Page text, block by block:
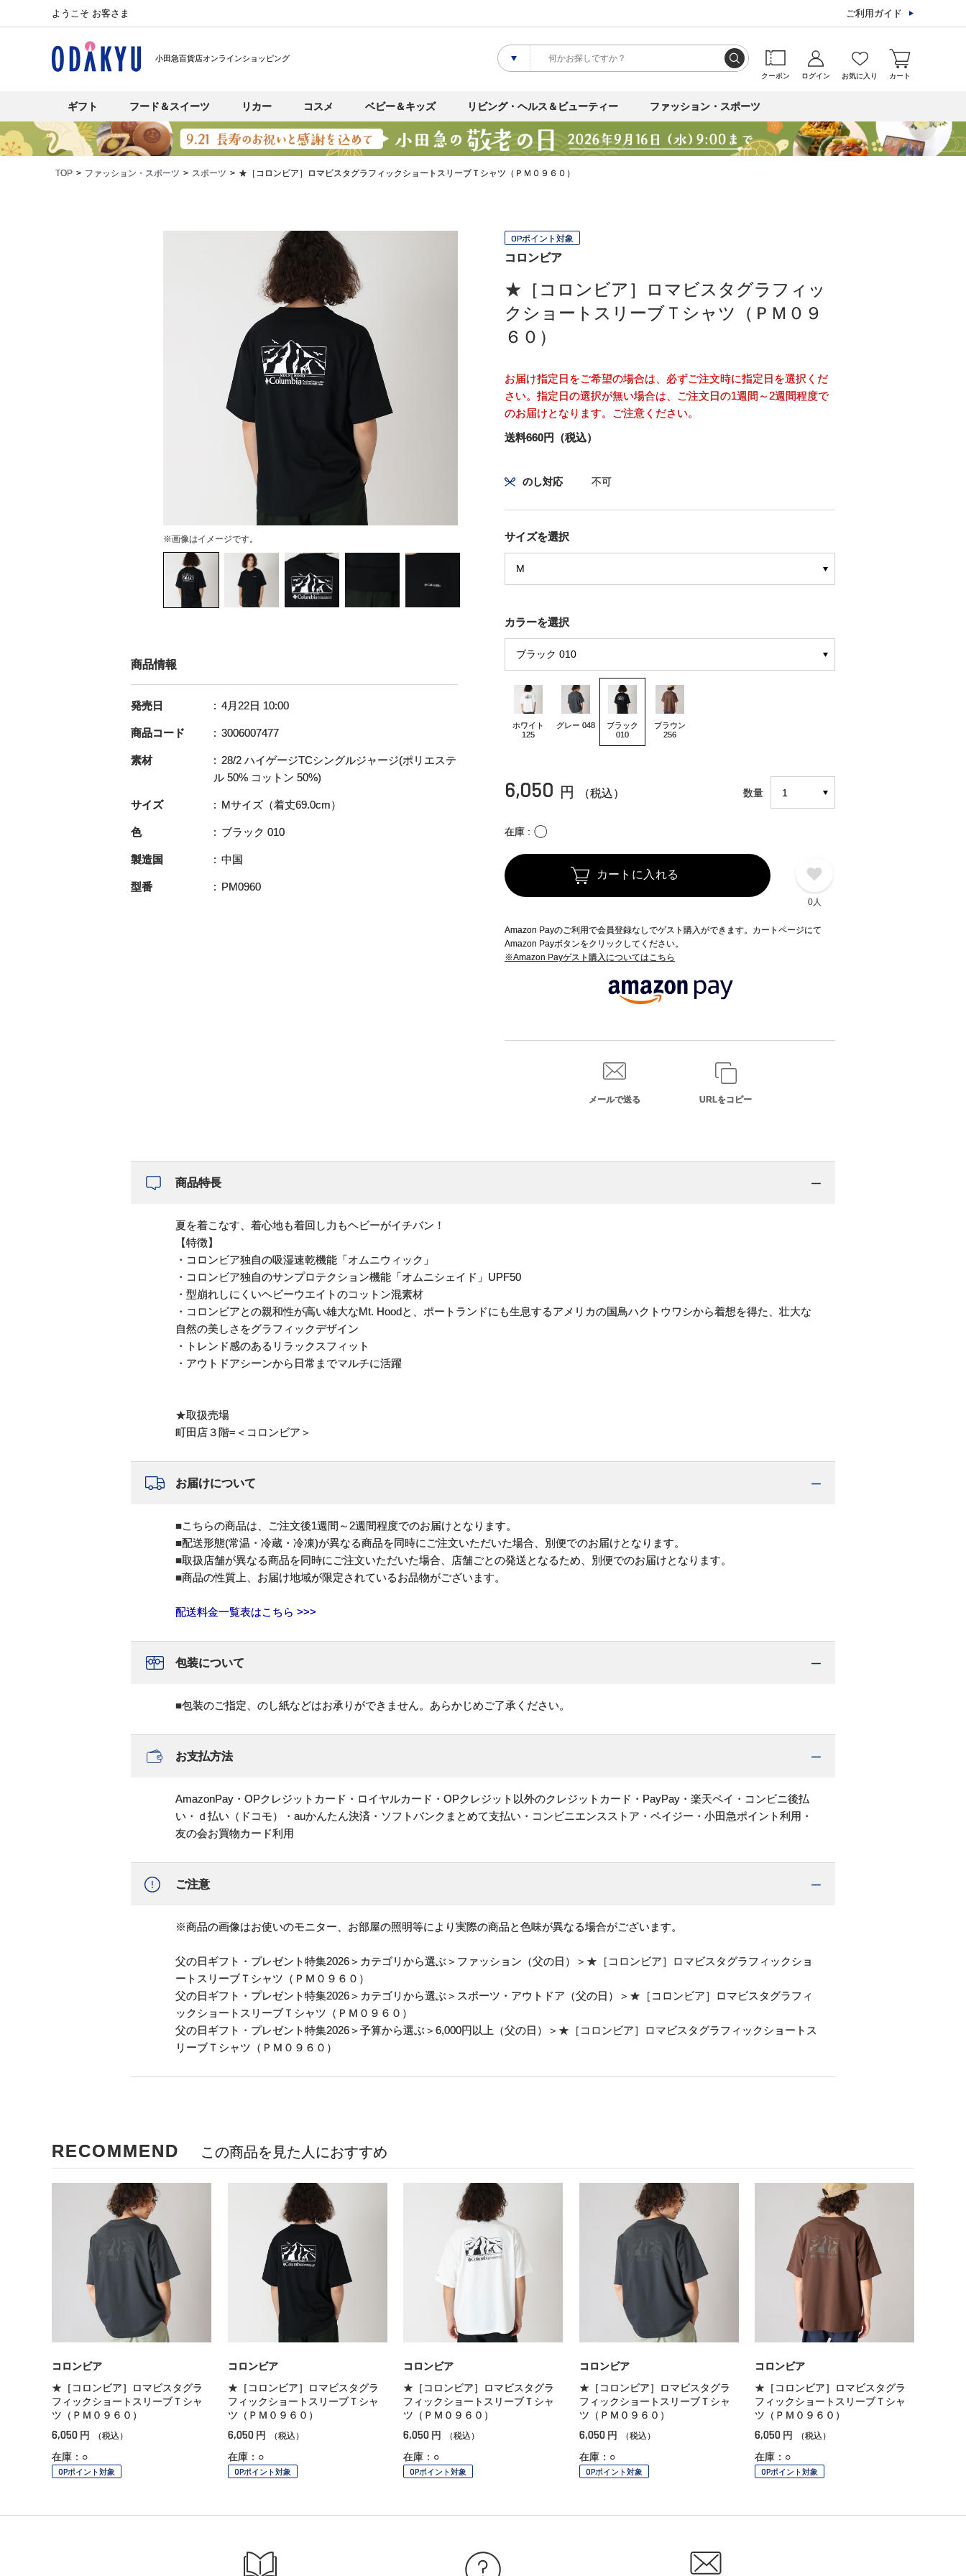
ようこそ お客さま ご利用ガイド
小田急百貨店オンラインショッピング
クーポン ログイン お気に入り カート
ギフト フード＆スイーツ リカー コスメ ベビー＆キッズ リビング・ヘルス＆ビューティー ファッション・スポーツ
TOP ファッション・スポーツ スポーツ ★［コロンビア］ロマビスタグラフィックショートスリーブＴシャツ（ＰＭ０９６０）
※画像はイメージです。
OPポイント対象
コロンビア
★［コロンビア］ロマビスタグラフィッ
クショートスリーブＴシャツ（ＰＭ０９
６０）
お届け指定日をご希望の場合は、必ずご注文時に指定日を選択くだ
さい。指定日の選択が無い場合は、ご注文日の1週間～2週間程度で
のお届けとなります。ご注意ください。
送料660円（税込）
のし対応 不可
サイズを選択
カラーを選択
ホワイト
125
グレー 048
ブラック
010
ブラウン
256
6,050 円 （税込） 数量
在庫 〇
カートに入れる
0人
Amazon Payのご利用で会員登録なしでゲスト購入ができます。カートページにて
Amazon Payボタンをクリックしてください。
※Amazon Payゲスト購入についてはこちら
メールで送る URLをコピー
商品情報
発売日 4月22日 10:00
商品コード 3006007477
素材
28/2 ハイゲージTCシングルジャージ(ポリエステ
ル 50% コットン 50%)
サイズ Mサイズ（着丈69.0cm）
色 ブラック 010
製造国 中国
型番 PM0960
商品特長
夏を着こなす、着心地も着回し力もヘビーがイチバン！
【特徴】
・コロンビア独自の吸湿速乾機能「オムニウィック」
・コロンビア独自のサンプロテクション機能「オムニシェイド」UPF50
・型崩れしにくいヘビーウエイトのコットン混素材
・コロンビアとの親和性が高い雄大なMt. Hoodと、ポートランドにも生息するアメリカの国鳥ハクトウワシから着想を得た、壮大な
自然の美しさをグラフィックデザイン
・トレンド感のあるリラックスフィット
・アウトドアシーンから日常までマルチに活躍
★取扱売場
町田店３階=＜コロンビア＞
お届けについて
■こちらの商品は、ご注文後1週間～2週間程度でのお届けとなります。
■配送形態(常温・冷蔵・冷凍)が異なる商品を同時にご注文いただいた場合、別便でのお届けとなります。
■取扱店舗が異なる商品を同時にご注文いただいた場合、店舗ごとの発送となるため、別便でのお届けとなります。
■商品の性質上、お届け地域が限定されているお品物がございます。
配送料金一覧表はこちら >>>
包装について
■包装のご指定、のし紙などはお承りができません。あらかじめご了承ください。
お支払方法
AmazonPay・OPクレジットカード・ロイヤルカード・OPクレジット以外のクレジットカード・PayPay・楽天ペイ・コンビニ後払
い・ｄ払い（ドコモ）・auかんたん決済・ソフトバンクまとめて支払い・コンビニエンスストア・ペイジー・小田急ポイント利用・
友の会お買物カード利用
ご注意
※商品の画像はお使いのモニター、お部屋の照明等により実際の商品と色味が異なる場合がございます。
父の日ギフト・プレゼント特集2026＞カテゴリから選ぶ＞ ファッション（父の日）
＞★［コロンビア］ロマビスタグラフィックショ
ートスリーブＴシャツ（ＰＭ０９６０）
父の日ギフト・プレゼント特集2026＞カテゴリから選ぶ＞ スポーツ・アウトドア（父の日）
＞★［コロンビア］ロマビスタグラフィ
ックショートスリーブＴシャツ（ＰＭ０９６０）
父の日ギフト・プレゼント特集2026＞予算から選ぶ＞6,000円以上（父の日）
＞★［コロンビア］ロマビスタグラフィックショートス
リーブＴシャツ（ＰＭ０９６０）
RECOMMEND この商品を見た人におすすめ
コロンビア
★［コロンビア］ロマビスタグラ
フィックショートスリーブＴシャ
ツ（ＰＭ０９６０）
6,050 円 （税込）
在庫：○
OPポイント対象
コロンビア
★［コロンビア］ロマビスタグラ
フィックショートスリーブＴシャ
ツ（ＰＭ０９６０）
6,050 円 （税込）
在庫：○
OPポイント対象
コロンビア
★［コロンビア］ロマビスタグラ
フィックショートスリーブＴシャ
ツ（ＰＭ０９６０）
6,050 円 （税込）
在庫：○
OPポイント対象
コロンビア
★［コロンビア］ロマビスタグラ
フィックショートスリーブＴシャ
ツ（ＰＭ０９６０）
6,050 円 （税込）
在庫：○
OPポイント対象
コロンビア
★［コロンビア］ロマビスタグラ
フィックショートスリーブＴシャ
ツ（ＰＭ０９６０）
6,050 円 （税込）
在庫：○
OPポイント対象